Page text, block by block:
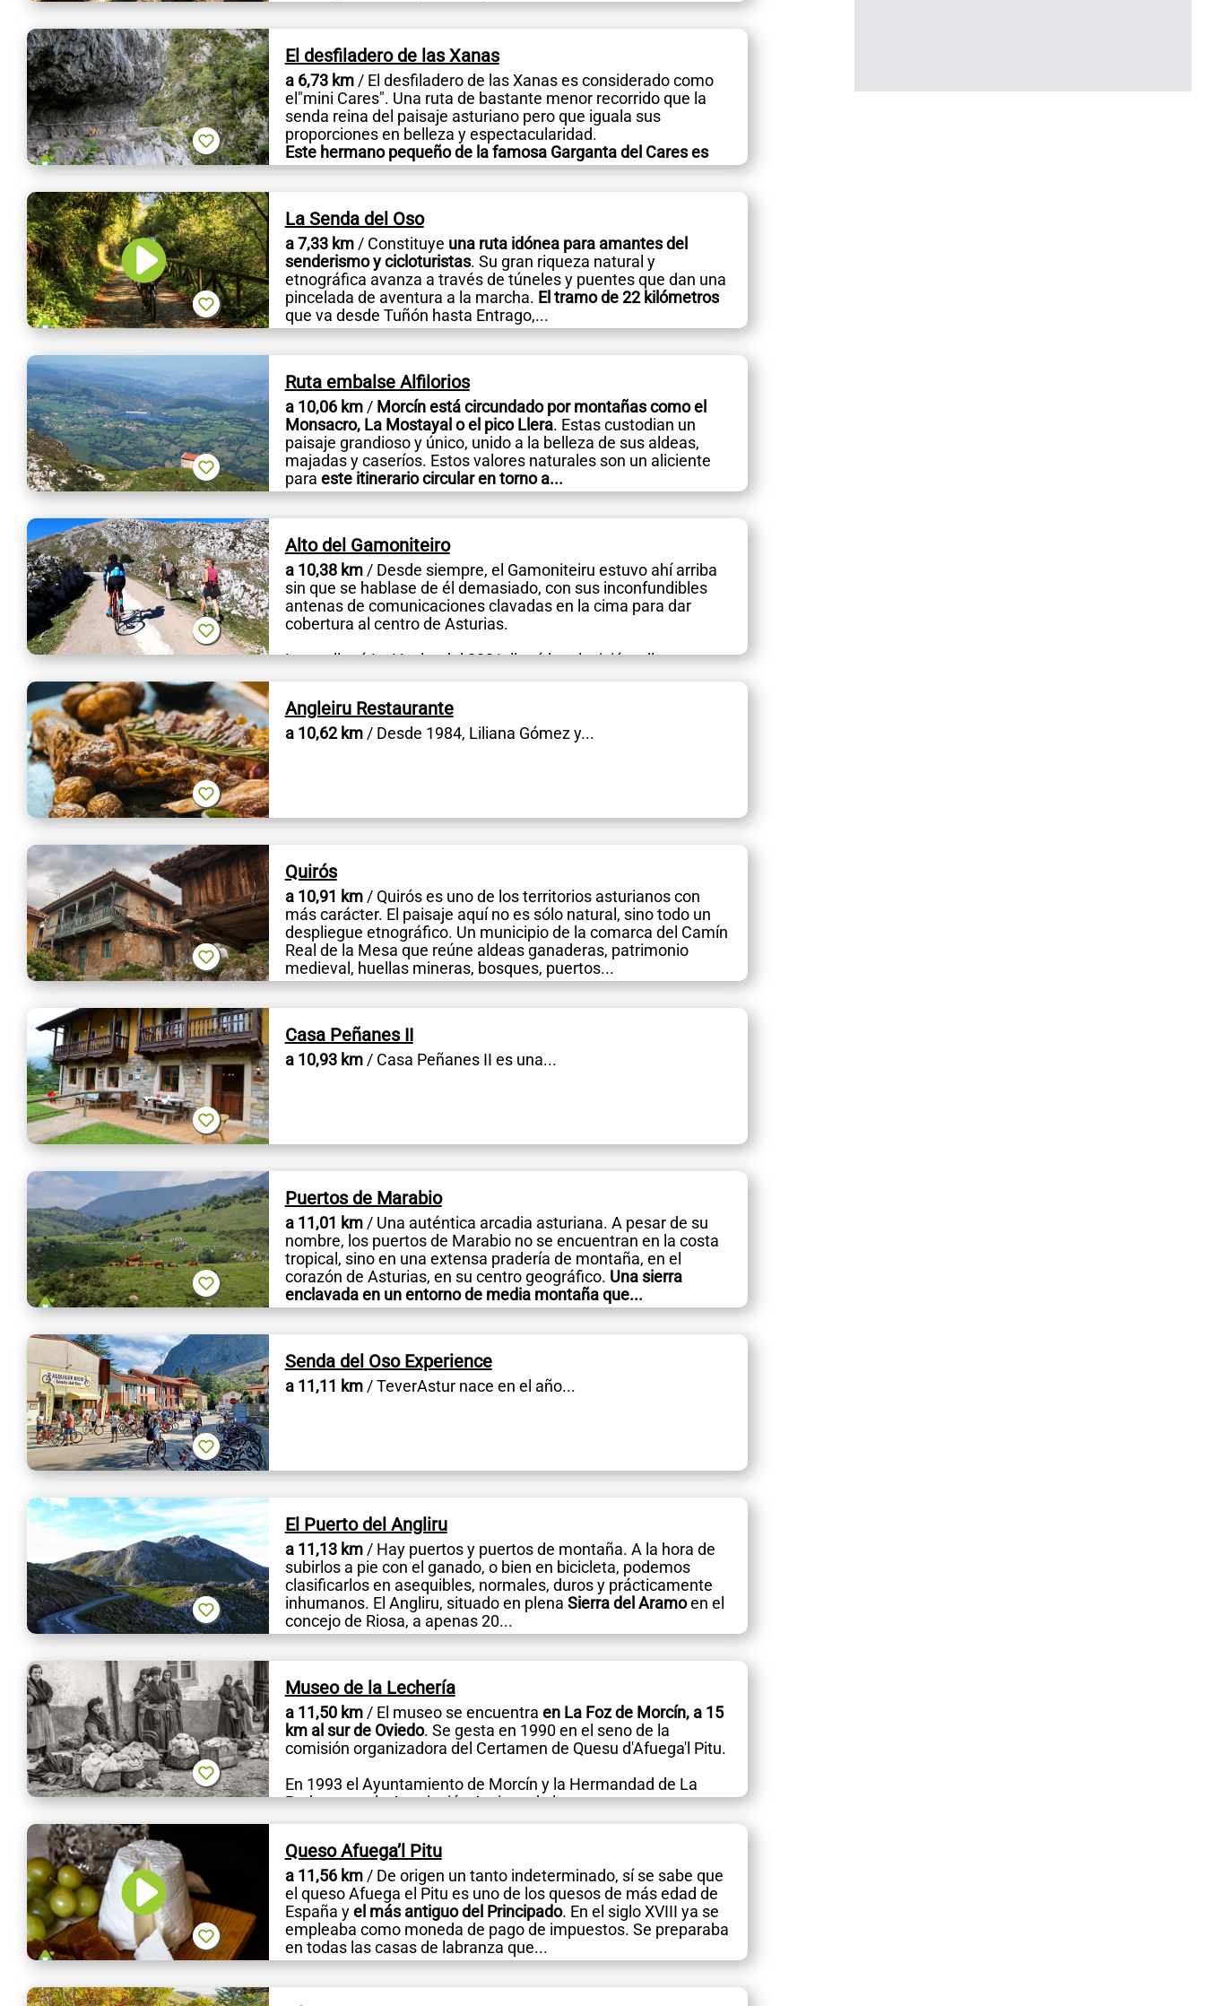
El desfiladero de las Xanas
a 6,73 km/ El desfiladero de las Xanas es considerado como
el"mini Cares". Una ruta de bastante menor recorrido que la
senda reina del paisaje asturiano pero que iguala sus
proporciones en belleza y espectacularidad.
Este hermano pequeño de la famosa Garganta del Cares es
para...
La Senda del Oso
a 7,33 km/ Constituye una ruta idónea para amantes del
senderismo y cicloturistas. Su gran riqueza natural y
etnográfica avanza a través de túneles y puentes que dan una
pincelada de aventura a la marcha. El tramo de 22 kilómetros
que va desde Tuñón hasta Entrago,...
Ruta embalse Alfilorios
a 10,06 km/ Morcín está circundado por montañas como el
Monsacro, La Mostayal o el pico Llera. Estas custodian un
paisaje grandioso y único, unido a la belleza de sus aldeas,
majadas y caseríos. Estos valores naturales son un aliciente
para este itinerario circular en torno a...
Alto del Gamoniteiro
a 10,38 km/ Desde siempre, el Gamoniteiru estuvo ahí arriba
sin que se hablase de él demasiado, con sus inconfundibles
antenas de comunicaciones clavadas en la cima para dar
cobertura al centro de Asturias.
Luego llegó La Vuelta del 2021, llegó la televisión y llegaron
las...
Angleiru Restaurante
a 10,62 km/ Desde 1984, Liliana Gómez y...
Quirós
a 10,91 km/ Quirós es uno de los territorios asturianos con
más carácter. El paisaje aquí no es sólo natural, sino todo un
despliegue etnográfico. Un municipio de la comarca del Camín
Real de la Mesa que reúne aldeas ganaderas, patrimonio
medieval, huellas mineras, bosques, puertos...
Casa Peñanes II
a 10,93 km/ Casa Peñanes II es una...
Puertos de Marabio
a 11,01 km/ Una auténtica arcadia asturiana. A pesar de su
nombre, los puertos de Marabio no se encuentran en la costa
tropical, sino en una extensa pradería de montaña, en el
corazón de Asturias, en su centro geográfico. Una sierra
enclavada en un entorno de media montaña que...
Senda del Oso Experience
a 11,11 km/ TeverAstur nace en el año...
El Puerto del Angliru
a 11,13 km/ Hay puertos y puertos de montaña. A la hora de
subirlos a pie con el ganado, o bien en bicicleta, podemos
clasificarlos en asequibles, normales, duros y prácticamente
inhumanos. El Angliru, situado en plena Sierra del Aramoen el
concejo de Riosa, a apenas 20...
Museo de la Lechería
a 11,50 km/ El museo se encuentra en La Foz de Morcín, a 15
km al sur de Oviedo. Se gesta en 1990 en el seno de la
comisión organizadora del Certamen de Quesu d'Afuega'l Pitu.
En 1993 el Ayuntamiento de Morcín y la Hermandad de La
Probe crean la Asociación Amigos de los...
Queso Afuega’l Pitu
a 11,56 km/ De origen un tanto indeterminado, sí se sabe que
el queso Afuega el Pitu es uno de los quesos de más edad de
España yel más antiguo del Principado. En el siglo XVIII ya se
empleaba como moneda de pago de impuestos. Se preparaba
en todas las casas de labranza que...